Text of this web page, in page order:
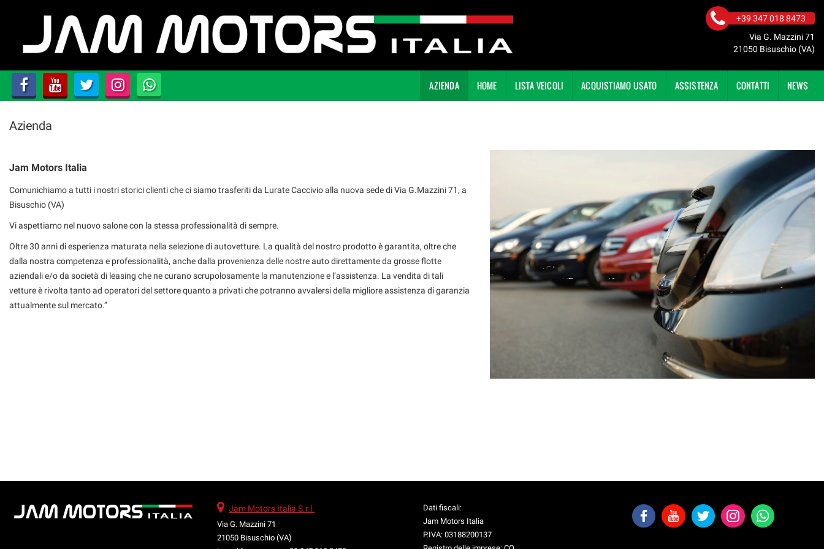
HOME
LISTA VEICOLI
ACQUISTIAMO USATO
ASSISTENZA
NEWS
+39 347 018 8473
Via G. Mazzini 71
21050 Bisuschio (VA)
AZIENDA HOME LISTA VEICOLI ACQUISTIAMO USATO ASSISTENZA CONTATTI NEWS
Azienda
Jam Motors Italia
Comunichiamo a tutti i nostri storici clienti che ci siamo trasferiti da Lurate Caccivio alla nuova sede di Via G.Mazzini 71, a
Bisuschio (VA)
Vi aspettiamo nel nuovo salone con la stessa professionalità di sempre.
Oltre 30 anni di esperienza maturata nella selezione di autovetture. La qualità del nostro prodotto è garantita, oltre che
dalla nostra competenza e professionalità, anche dalla provenienza delle nostre auto direttamente da grosse flotte
aziendali e/o da società di leasing che ne curano scrupolosamente la manutenzione e l’assistenza. La vendita di tali
vetture è rivolta tanto ad operatori del settore quanto a privati che potranno avvalersi della migliore assistenza di garanzia
attualmente sul mercato.”
Jam Motors Italia S.r.l.
Via G. Mazzini 71
21050 Bisuschio (VA)
Dati fiscali:
Jam Motors Italia
P.IVA: 03188200137